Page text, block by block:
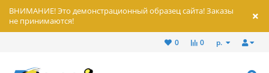
ВНИМАНИЕ! Это демонстрационный образец сайта! Заказы
не принимаются!
р.
0
0